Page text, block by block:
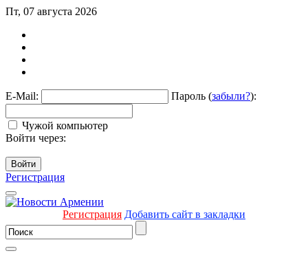
Пт, 07 августа 2026
E-Mail: Пароль (забыли?):
Чужой компьютер
Войти через:
Войти
Регистрация
Регистрация Добавить сайт в закладки